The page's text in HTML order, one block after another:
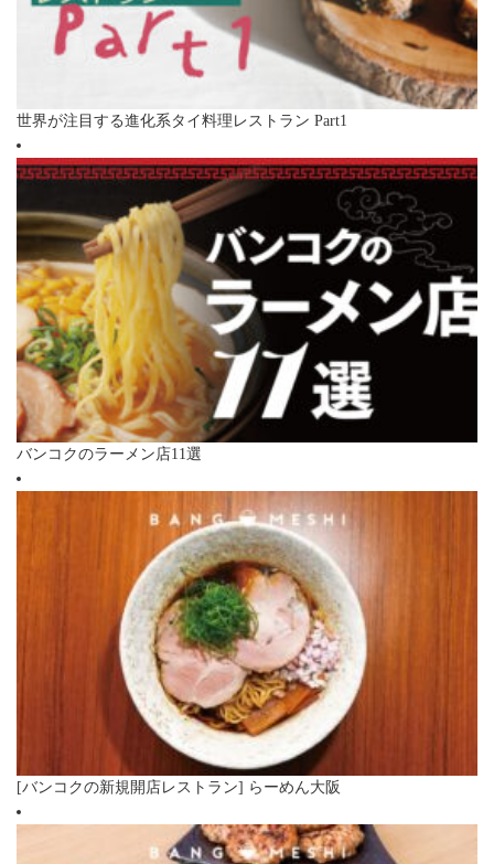
世界が注目する進化系タイ料理レストラン Part1
バンコクのラーメン店11選
[バンコクの新規開店レストラン] らーめん大阪